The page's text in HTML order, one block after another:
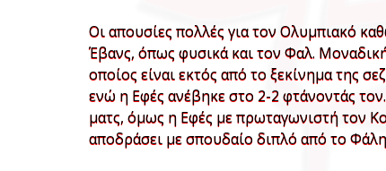
Οι απουσίες πολλές για τον Ολυμπιακό
Έβανς, όπως φυσικά και τον Φαλ.
οποίος είναι εκτός από το ξεκίνημα της
ενώ η Εφές ανέβηκε στο 2-2 φτάνοντάς
ματς, όμως η Εφές με πρωταγωνιστή τον
αποδράσει με σπουδαίο διπλό από το